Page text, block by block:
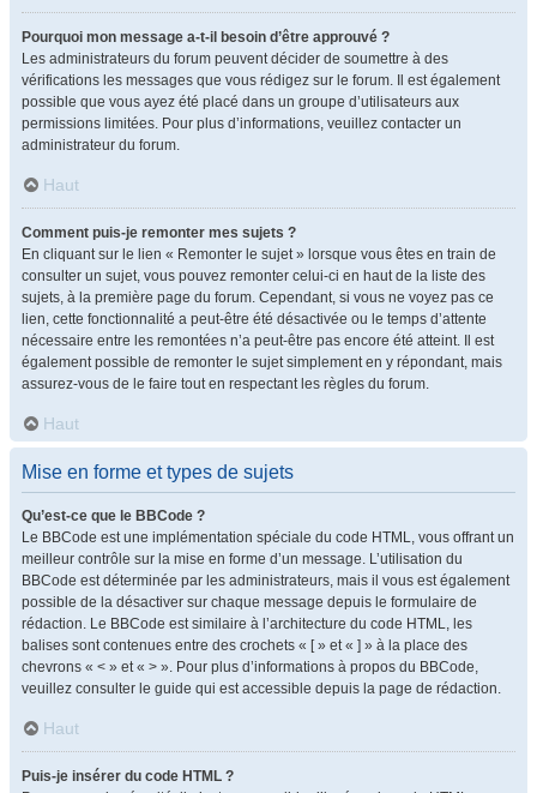
Pourquoi mon message a-t-il besoin d’être approuvé ?
Les administrateurs du forum peuvent décider de soumettre à des
vérifications les messages que vous rédigez sur le forum. Il est également
possible que vous ayez été placé dans un groupe d’utilisateurs aux
permissions limitées. Pour plus d’informations, veuillez contacter un
administrateur du forum.
Haut
Comment puis-je remonter mes sujets ?
En cliquant sur le lien « Remonter le sujet » lorsque vous êtes en train de
consulter un sujet, vous pouvez remonter celui-ci en haut de la liste des
sujets, à la première page du forum. Cependant, si vous ne voyez pas ce
lien, cette fonctionnalité a peut-être été désactivée ou le temps d’attente
nécessaire entre les remontées n’a peut-être pas encore été atteint. Il est
également possible de remonter le sujet simplement en y répondant, mais
assurez-vous de le faire tout en respectant les règles du forum.
Haut
Mise en forme et types de sujets
Qu’est-ce que le BBCode ?
Le BBCode est une implémentation spéciale du code HTML, vous offrant un
meilleur contrôle sur la mise en forme d’un message. L’utilisation du
BBCode est déterminée par les administrateurs, mais il vous est également
possible de la désactiver sur chaque message depuis le formulaire de
rédaction. Le BBCode est similaire à l’architecture du code HTML, les
balises sont contenues entre des crochets « [ » et « ] » à la place des
chevrons « < » et « > ». Pour plus d’informations à propos du BBCode,
veuillez consulter le guide qui est accessible depuis la page de rédaction.
Haut
Puis-je insérer du code HTML ?